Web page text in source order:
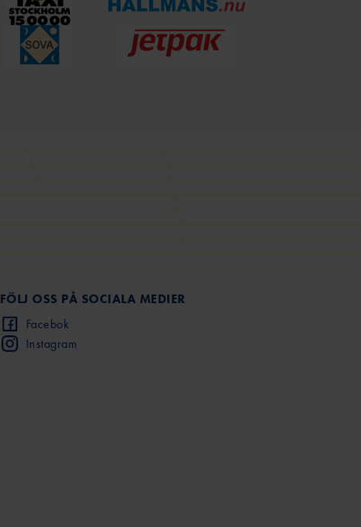
FÖLJ OSS PÅ SOCIALA MEDIER
Facebok
Instagram